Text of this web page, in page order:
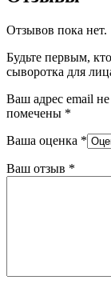
Отзывов пока нет.
Будьте первым,
сыворотка для
Ваш адрес email
помечены *
Ваша оценка *
Ваш отзыв *